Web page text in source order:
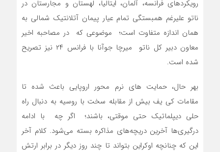
رویکردهای فرانسه، آلمان، ایتالیا، لهستان و مجارستان در
ناتو علیرغم همبستگی تمام عیار پیمان آتلانتیک شمالی به
همان اندازه متفاوت است؛ موضوعی که در مصاحبه اخیر
معاون دبیر کل ناتو میرچا جوآنا با فرانس ۲۴ نیز تصریح
شده است.
بهر حال، حمایت های نرم محور اروپایی باعث شده تا
مقامات کی یف بیش از مقابله سخت با روسیه به دنبال راه
حلی دیپلماتیک حتی موقتی، باشند؛ اگر چه با ادامه
درگیری‌ها آخرین دریچه‌های مذاکره بسته می‌شود. کلام آخر
این که چنانچه اوکراین بتواند تا چند روز دیگر در برابر ارتش